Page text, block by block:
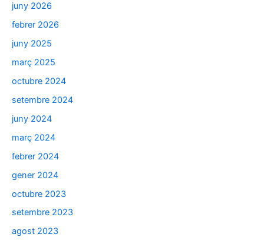
juny 2026
febrer 2026
juny 2025
març 2025
octubre 2024
setembre 2024
juny 2024
març 2024
febrer 2024
gener 2024
octubre 2023
setembre 2023
agost 2023